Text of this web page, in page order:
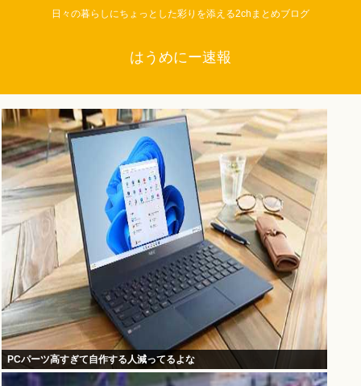
日々の暮らしにちょっとした彩りを添える2chまとめブログ
はうめにー速報
PCパーツ高すぎて自作する人減ってるよな